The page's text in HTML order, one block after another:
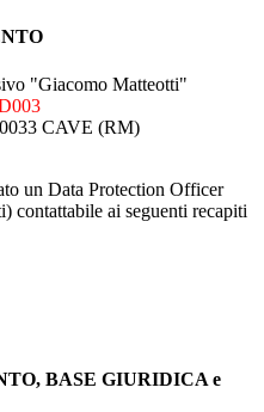
"Giacomo Matteotti"
CAVE (RM)
un Data Protection Officer
contattabile ai seguenti recapiti
BASE GIURIDICA e